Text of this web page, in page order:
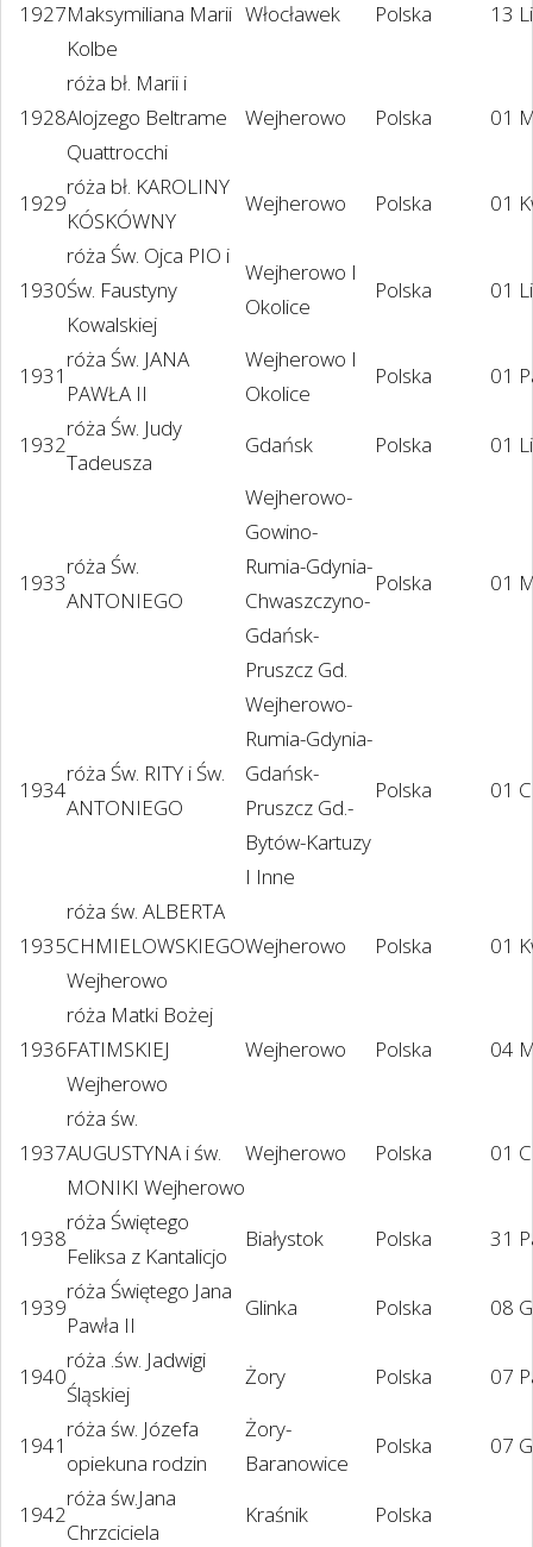
1927Maksymiliana Marii
Kolbe
Włocławek Polska 13
1928
róża bł. Marii i
Alojzego Beltrame
Quattrocchi
Wejherowo Polska 01
1929
róża bł. KAROLINY
KÓSKÓWNY
Wejherowo Polska 01
1930
róża Św. Ojca PIO i
Św. Faustyny
Kowalskiej
Wejherowo I
Okolice
Polska 01
1931
róża Św. JANA
PAWŁA II
Wejherowo I
Okolice
Polska 01
1932
róża Św. Judy
Tadeusza
Gdańsk Polska 01
1933
róża Św.
ANTONIEGO
Wejherowo-
Gowino-
Rumia-Gdynia-
Chwaszczyno-
Gdańsk-
Pruszcz Gd.
Polska 01
1934
róża Św. RITY i Św.
ANTONIEGO
Wejherowo-
Rumia-Gdynia-
Gdańsk-
Pruszcz Gd.-
Bytów-Kartuzy
I Inne
Polska 01
1935
róża św. ALBERTA
CHMIELOWSKIEGO
Wejherowo
Wejherowo Polska 01
1936
róża Matki Bożej
FATIMSKIEJ
Wejherowo
Wejherowo Polska 04
1937
róża św.
AUGUSTYNA i św.
MONIKI Wejherowo
Wejherowo Polska 01
1938
róża Świętego
Feliksa z Kantalicjo
Białystok Polska 31
1939
róża Świętego Jana
Pawła II
Glinka Polska 08
1940
róża .św. Jadwigi
Śląskiej
Żory Polska 07
1941
róża św. Józefa
opiekuna rodzin
Żory-
Baranowice
Polska 07
1942
róża św.Jana
Chrzciciela
Kraśnik Polska